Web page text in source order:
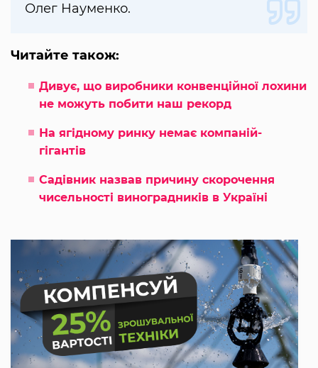
Олег Науменко.
Читайте також:
Дивує, що виробники конвенційної лохини
не можуть побити наш рекорд
На ягідному ринку немає компаній-
гігантів
Садівник назвав причину скорочення
чисельності виноградників в Україні